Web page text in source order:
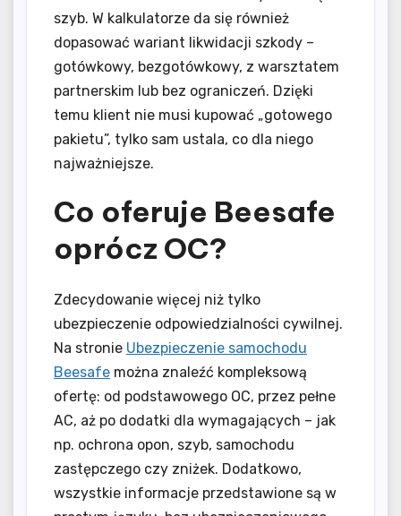
szyb. W kalkulatorze da się również
dopasować wariant likwidacji szkody –
gotówkowy, bezgotówkowy, z warsztatem
partnerskim lub bez ograniczeń. Dzięki
temu klient nie musi kupować „gotowego
pakietu”, tylko sam ustala, co dla niego
najważniejsze.
Co oferuje Beesafe
oprócz OC?
Zdecydowanie więcej niż tylko
ubezpieczenie odpowiedzialności cywilnej.
Na stronie Ubezpieczenie samochodu
Beesafe można znaleźć kompleksową
ofertę: od podstawowego OC, przez pełne
AC, aż po dodatki dla wymagających – jak
np. ochrona opon, szyb, samochodu
zastępczego czy zniżek. Dodatkowo,
wszystkie informacje przedstawione są w